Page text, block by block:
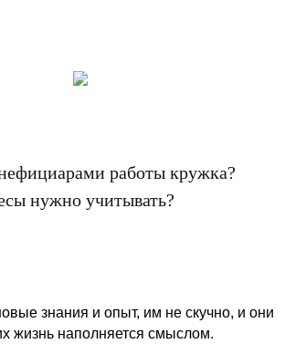
работы кружка?
нужно учитывать?
знания и опыт, им не скучно, и они
жизнь наполняется смыслом.